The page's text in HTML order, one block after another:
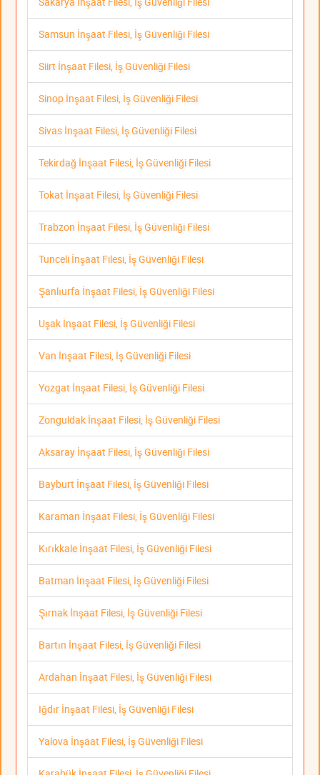
Samsun İnşaat Filesi, İş Güvenliği Filesi
Siirt İnşaat Filesi, İş Güvenliği Filesi
Sinop İnşaat Filesi, İş Güvenliği Filesi
Sivas İnşaat Filesi, İş Güvenliği Filesi
Tekirdağ İnşaat Filesi, İş Güvenliği Filesi
Tokat İnşaat Filesi, İş Güvenliği Filesi
Trabzon İnşaat Filesi, İş Güvenliği Filesi
Tunceli İnşaat Filesi, İş Güvenliği Filesi
Şanlıurfa İnşaat Filesi, İş Güvenliği Filesi
Uşak İnşaat Filesi, İş Güvenliği Filesi
Van İnşaat Filesi, İş Güvenliği Filesi
Yozgat İnşaat Filesi, İş Güvenliği Filesi
Zonguldak İnşaat Filesi, İş Güvenliği Filesi
Aksaray İnşaat Filesi, İş Güvenliği Filesi
Bayburt İnşaat Filesi, İş Güvenliği Filesi
Karaman İnşaat Filesi, İş Güvenliği Filesi
Kırıkkale İnşaat Filesi, İş Güvenliği Filesi
Batman İnşaat Filesi, İş Güvenliği Filesi
Şırnak İnşaat Filesi, İş Güvenliği Filesi
Bartın İnşaat Filesi, İş Güvenliği Filesi
Ardahan İnşaat Filesi, İş Güvenliği Filesi
Iğdır İnşaat Filesi, İş Güvenliği Filesi
Yalova İnşaat Filesi, İş Güvenliği Filesi